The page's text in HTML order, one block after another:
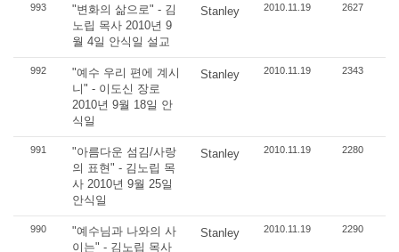
993
"변화의 삶으로" - 김
노립 목사 2010년 9
월 4일 안식일 설교
Stanley 2010.11.19 2627
992
"예수 우리 편에 계시
니" - 이도신 장로
2010년 9월 18일 안
식일
Stanley 2010.11.19 2343
991
"아름다운 섬김/사랑
의 표현" - 김노립 목
사 2010년 9월 25일
안식일
Stanley 2010.11.19 2280
990
"예수님과 나와의 사
이는" - 김노립 목사
Stanley 2010.11.19 2290